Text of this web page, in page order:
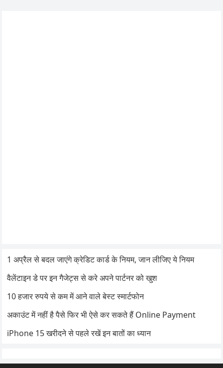
1 अप्रैल से बदल जाएंगे क्रेडिट कार्ड के नियम, जान लीजिए ये नियम
वैलेंटाइन डे पर इन गैजेट्स से करे अपने पार्टनर को खुश
10 हजार रुपये से कम में आने वाले बेस्ट स्मार्टफोन
अकाउंट में नहीं है पैसे फिर भी ऐसे कर सकते हैं Online Payment
iPhone 15 खरीदने से पहले रखें इन बातों का ध्यान